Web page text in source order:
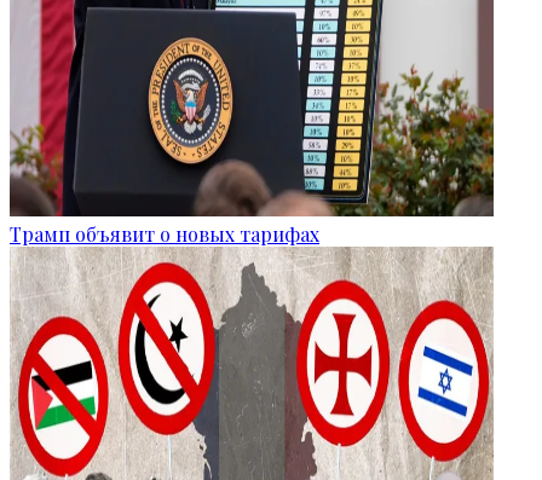
Трамп объявит о новых тарифах